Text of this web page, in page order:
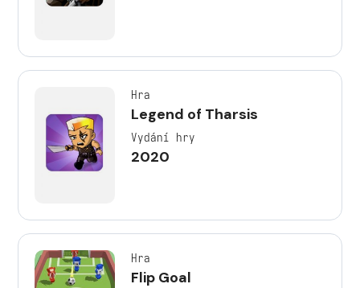
Hra
Legend of Tharsis
Vydání hry
2020
Hra
Flip Goal